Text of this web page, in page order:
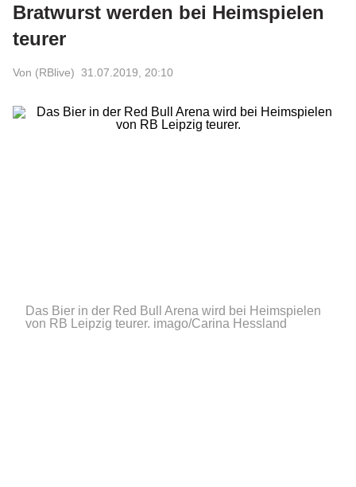
Bratwurst werden bei Heimspielen
teurer
Von (RBlive) 31.07.2019, 20:10
Das Bier in der Red Bull Arena wird bei Heimspielen
von RB Leipzig teurer. imago/Carina Hessland